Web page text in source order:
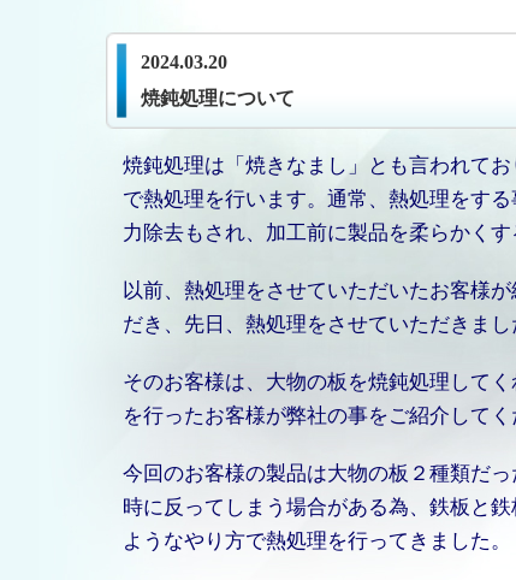
2024.03.20
焼鈍処理について
焼鈍処理は「焼きなまし」とも言われて
で熱処理を行います。通常、熱処理をす
力除去もされ、加工前に製品を柔らかく
以前、熱処理をさせていただいたお客様
だき、先日、熱処理をさせていただきまし
そのお客様は、大物の板を焼鈍処理して
を行ったお客様が弊社の事をご紹介して
今回のお客様の製品は大物の板２種類だ
時に反ってしまう場合がある為、鉄板と
ようなやり方で熱処理を行ってきました。